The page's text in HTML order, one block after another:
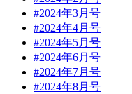
#2024年3月号
#2024年4月号
#2024年5月号
#2024年6月号
#2024年7月号
#2024年8月号